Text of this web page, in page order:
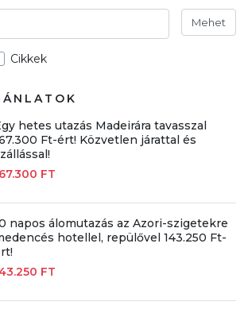
Mehet
Cikkek
hetes utazás Madeirára tavasszal
Ft-ért! Közvetlen járattal és
FT
napos álomutazás az Azori-szigetekre
hotellel, repülővel 143.250 Ft-
FT